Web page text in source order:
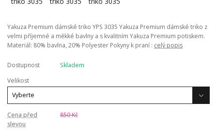
Yakuza Premium dámské triko YPS 3035 Yakuza Premium dámské triko z
velmi příjemné a měkké bavlny a s kvalitním Yakuza Premium potiskem.
Materiál: 80% bavlna, 20% Polyester Pokyny k praní : celý popis
Dostupnost
Skladem
Velikost
Cena před
slevou
850 Kč